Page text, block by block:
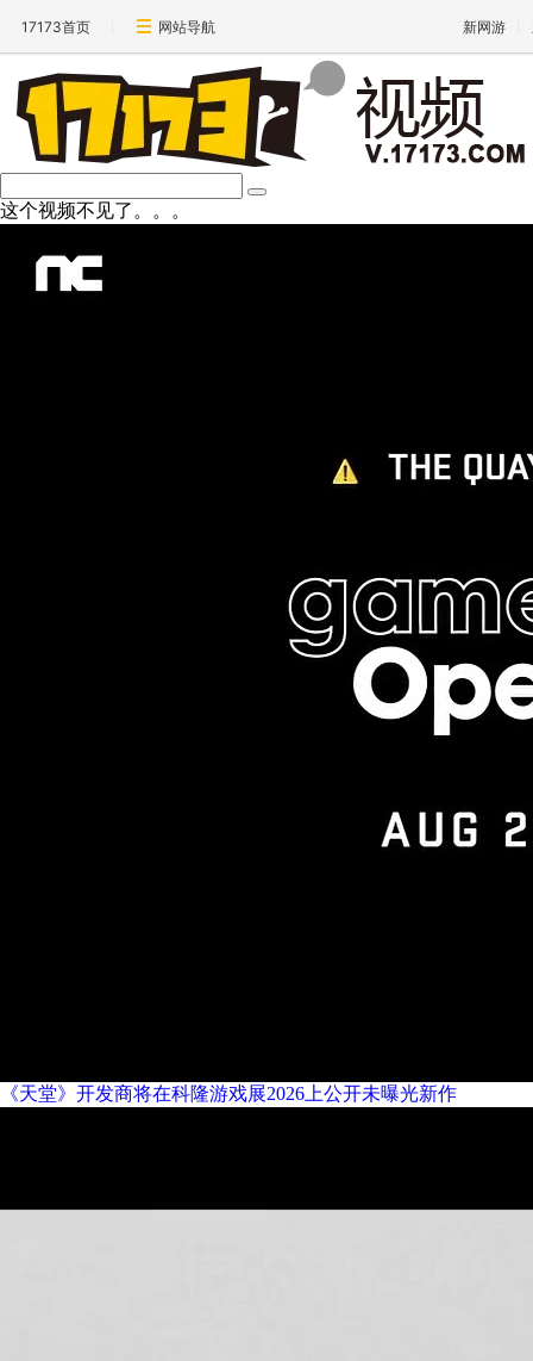
17173首页 网站导航 新网游
这个视频不见了。。。
《天堂》开发商将在科隆游戏展2026上公开未曝光新作